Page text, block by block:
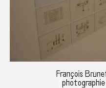
François